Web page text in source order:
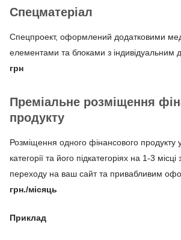
Спецматеріал
Спецпроект, оформлений додатковими
елементами та блоками з індивідуальним
грн
Преміальне розміщення
продукту
Розміщення одного фінансового продукту
категорії та його підкатегоріях на 1-3
переходу на ваш сайт та привабливим
грн./місяць
Приклад